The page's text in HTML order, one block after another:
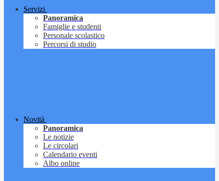
Servizi
Panoramica
Famiglie e studenti
Personale scolastico
Percorsi di studio
Novità
Panoramica
Le notizie
Le circolari
Calendario eventi
Albo online